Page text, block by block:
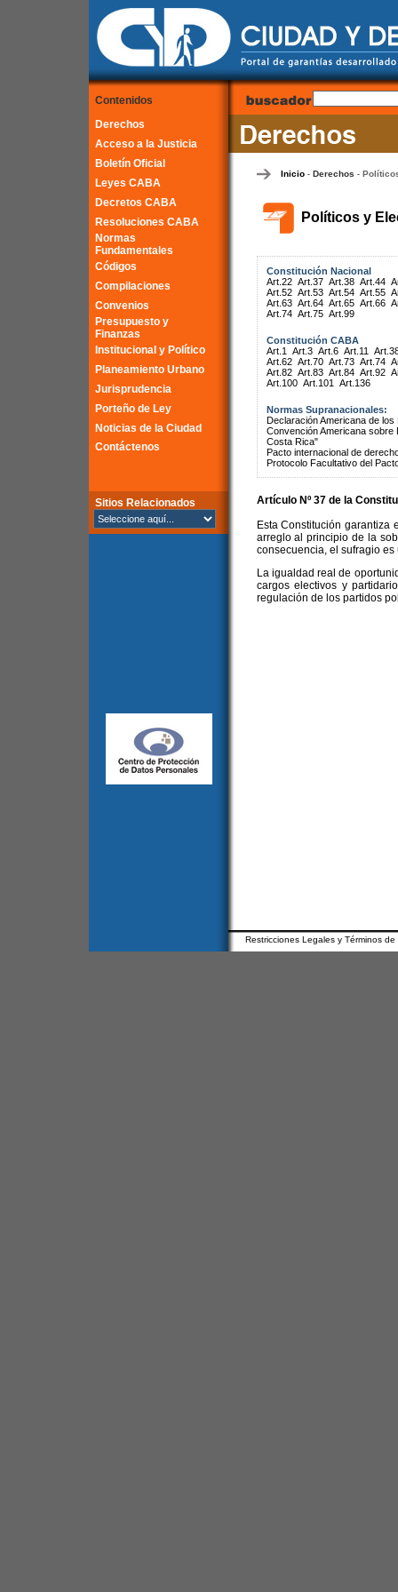
Contenidos
Derechos
Acceso a la Justicia
Boletín Oficial
Leyes CABA
Decretos CABA
Resoluciones CABA
Normas
Fundamentales
Códigos
Compilaciones
Convenios
Presupuesto y
Finanzas
Institucional y Político
Planeamiento Urbano
Jurisprudencia
Porteño de Ley
Noticias de la Ciudad
Contáctenos
Sitios Relacionados
Inicio- Derechos -
Políticos y
Constitución Nacional
Art.22 Art.37 Art.38 Art.44
Art.52 Art.53 Art.54 Art.55
Art.63 Art.64 Art.65 Art.66
Art.74 Art.75 Art.99
Constitución CABA
Art.1
Art.3 Art.6 Art.11
Art.62 Art.70 Art.73 Art.74
Art.82 Art.83 Art.84 Art.92
Art.100 Art.101 Art.136
Normas Supranacionales:
Declaración Americana de
Convención Americana
Costa Rica"
Pacto internacional de
Protocolo Facultativo del
Artículo Nº 37 de la
Esta Constitución
arreglo al principio de la
consecuencia, el sufragio
La igualdad real de
cargos electivos y
regulación de los partidos
Restricciones Legales y Términos de